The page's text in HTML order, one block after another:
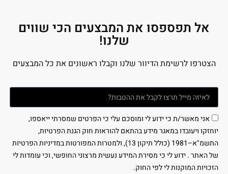
אל תפספסו את המבצעים הכי שווים
שלנו!
הצטרפו לרשימת הדיוור שלנו וקבלו ראשונים את כל המבצעים
אני מאשר/ת כי ידוע לי ומוסכם עלי כי הפרטים שמסרתי ייאספו,
יוחזקו ויעובדו במאגר מידע בהתאם להוראות חוק הגנת הפרטיות,
התשמ"א–1981 (כולל תיקון 13), ולמטרות המפורטות במדיניות הפרטיות
של האתר . ידוע לי כי מסירת המידע נעשית מרצוני החופשי, וכי עומדות לי
הזכויות המוקנות לי לפי החוק.